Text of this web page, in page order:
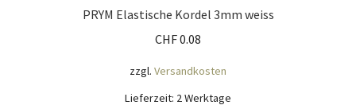
PRYM Elastische Kordel 3mm weiss
CHF0.08
zzgl. Versandkosten
Lieferzeit: 2 Werktage